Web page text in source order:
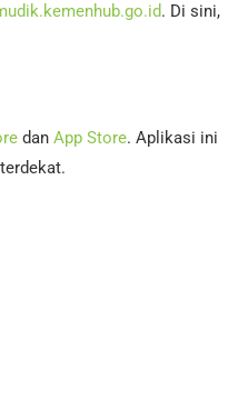
. Di sini,
dan App Store. Aplikasi ini